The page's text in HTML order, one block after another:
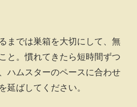
までは巣箱を大切にして、無
と。慣れてきたら短時間ずつ
ハムスターのペースに合わせ
延ばしてください。